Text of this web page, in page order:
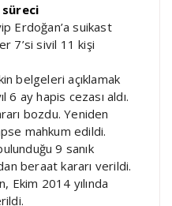
süreci
Erdoğan’a suikast
7’si sivil 11 kişi
belgeleri açıklamak
6 ay hapis cezası aldı.
bozdu. Yeniden
mahkum edildi.
9 sanık
beraat kararı verildi.
Ekim 2014 yılında